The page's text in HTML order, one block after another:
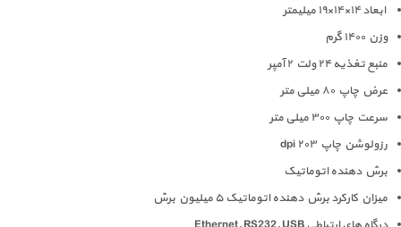
ابعاد ۱۴×۱۴×۱۹ میلیمتر
وزن ۱۴۰۰ گرم
منبع تغذیه ۲۴ ولت ۲ آمپر
عرض چاپ ۸۰ میلی متر
سرعت چاپ ۳۰۰ میلی متر
رزولوشن چاپ ۲۰۳ dpi
برش دهنده اتوماتیک
میزان کارکرد برش دهنده اتوماتیک ۵ میلیون برش